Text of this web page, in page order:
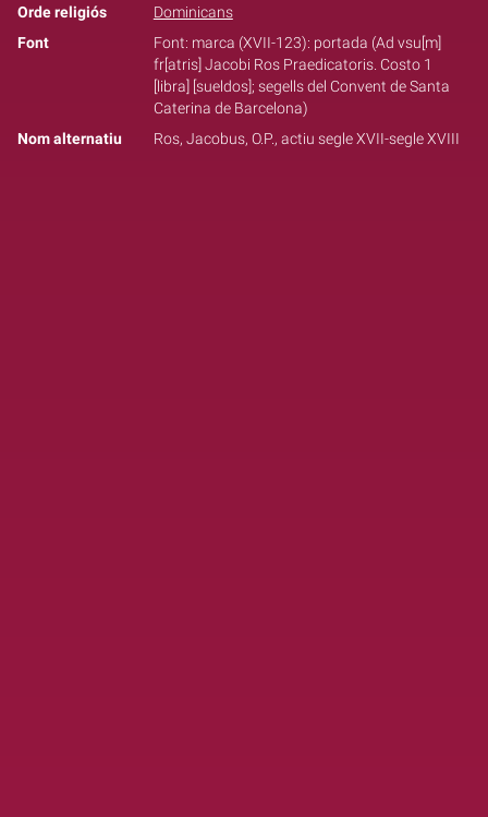
Orde religiós
Dominicans
Font
Font: marca (XVII-123): portada (Ad vsu[m]
fr[atris] Jacobi Ros Praedicatoris. Costo 1
[libra] [sueldos]; segells del Convent de Santa
Caterina de Barcelona)
Nom alternatiu
Ros, Jacobus, O.P., actiu segle XVII-segle XVIII